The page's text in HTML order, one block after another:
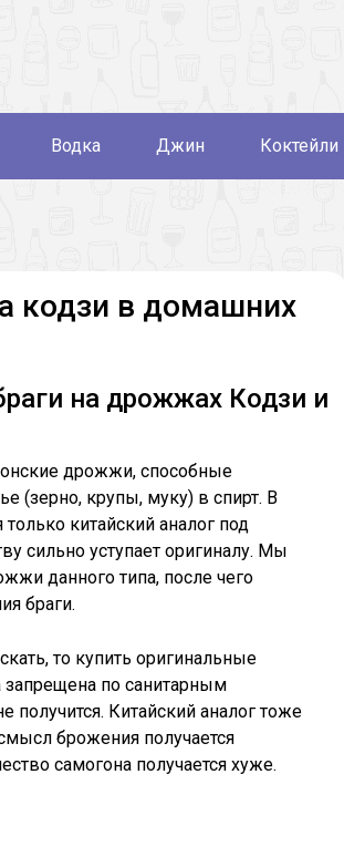
Водка Джин Коктейли
кодзи в домашних
на дрожжах Кодзи и
дрожжи, способные
(зерно, крупы, муку) в спирт. В
китайский аналог под
сильно уступает оригиналу. Мы
данного типа, после чего
браги.
то купить оригинальные
запрещена по санитарным
получится. Китайский аналог тоже
брожения получается
самогона получается хуже.